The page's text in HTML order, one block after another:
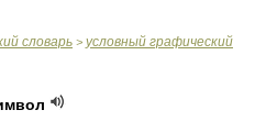
словарь > условный графический